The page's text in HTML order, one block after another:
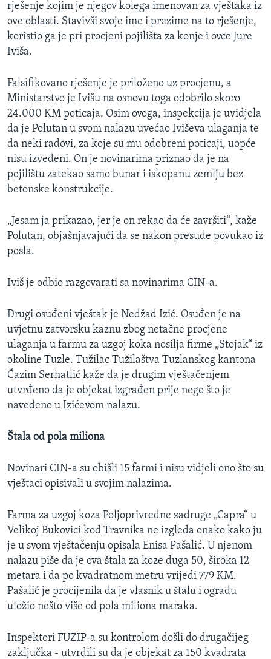
rješenje kojim je njegov kolega imenovan za vještaka iz
ove oblasti. Stavivši svoje ime i prezime na to rješenje,
koristio ga je pri procjeni pojilišta za konje i ovce Jure
Iviša.
Falsifikovano rješenje je priloženo uz procjenu, a
Ministarstvo je Ivišu na osnovu toga odobrilo skoro
24.000 KM poticaja. Osim ovoga, inspekcija je uvidjela
da je Polutan u svom nalazu uvećao Iviševa ulaganja te
da neki radovi, za koje su mu odobreni poticaji, uopće
nisu izvedeni. On je novinarima priznao da je na
pojilištu zatekao samo bunar i iskopanu zemlju bez
betonske konstrukcije.
„Jesam ja prikazao, jer je on rekao da će završiti“, kaže
Polutan, objašnjavajući da se nakon presude povukao iz
posla.
Iviš je odbio razgovarati sa novinarima CIN-a.
Drugi osuđeni vještak je Nedžad Izić. Osuđen je na
uvjetnu zatvorsku kaznu zbog netačne procjene
ulaganja u farmu za uzgoj koka nosilja firme „Stojak“ iz
okoline Tuzle. Tužilac Tužilaštva Tuzlanskog kantona
Ćazim Serhatlić kaže da je drugim vještačenjem
utvrđeno da je objekat izgrađen prije nego što je
navedeno u Izićevom nalazu.
Štala od pola miliona
Novinari CIN-a su obišli 15 farmi i nisu vidjeli ono što su
vještaci opisivali u svojim nalazima.
Farma za uzgoj koza Poljoprivredne zadruge „Capra“ u
Velikoj Bukovici kod Travnika ne izgleda onako kako ju
je u svom vještačenju opisala Enisa Pašalić. U njenom
nalazu piše da je ova štala za koze duga 50, široka 12
metara i da po kvadratnom metru vrijedi 779 KM.
Pašalić je procijenila da je vlasnik u štalu i ogradu
uložio nešto više od pola miliona maraka.
Inspektori FUZIP-a su kontrolom došli do drugačijeg
zaključka - utvrdili su da je objekat za 150 kvadrata